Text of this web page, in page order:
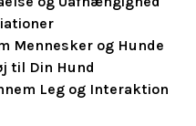
Mennesker og Hunde
til Din Hund
Leg og Interaktion